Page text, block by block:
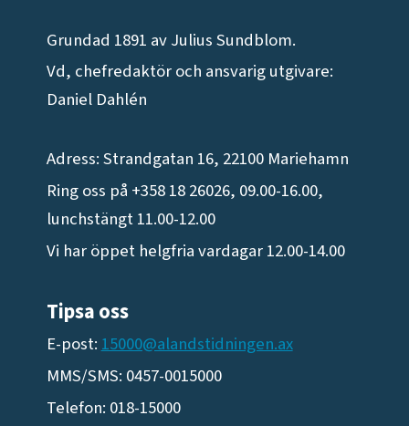
Grundad 1891 av Julius Sundblom.
Vd, chefredaktör och ansvarig utgivare:
Daniel Dahlén
Adress: Strandgatan 16, 22100 Mariehamn
Ring oss på +358 18 26026, 09.00-16.00,
lunchstängt 11.00-12.00
Vi har öppet helgfria vardagar 12.00-14.00
Tipsa oss
E-post: 15000@alandstidningen.ax
MMS/SMS: 0457-0015000
Telefon: 018-15000